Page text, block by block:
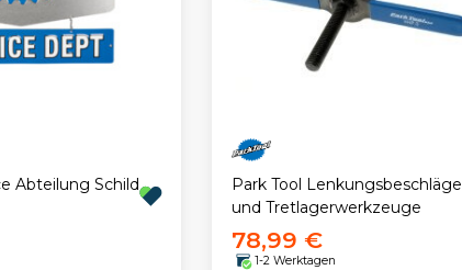
Abteilung Schild
Park Tool Lenkungsbeschläge
und Tretlagerwerkzeuge
78,99 €
1-2 Werktagen